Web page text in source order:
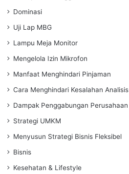
Dominasi
Uji Lap MBG
Lampu Meja Monitor
Mengelola Izin Mikrofon
Manfaat Menghindari Pinjaman
Cara Menghindari Kesalahan Analisis
Dampak Penggabungan Perusahaan
Strategi UMKM
Menyusun Strategi Bisnis Fleksibel
Bisnis
Kesehatan & Lifestyle